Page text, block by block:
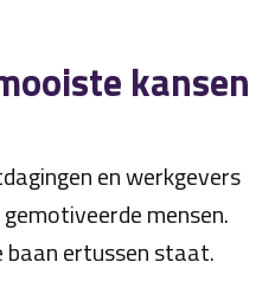
kansen
en werkgevers
mensen.
ertussen staat.